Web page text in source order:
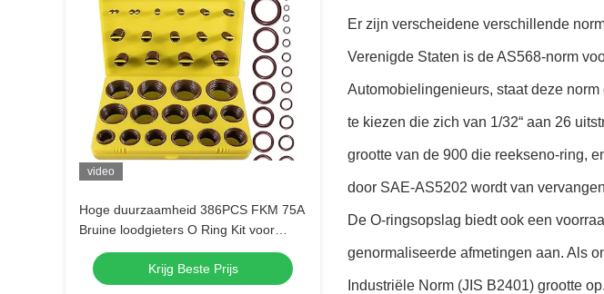
video
Hoge duurzaamheid 386PCS FKM 75A
Bruine loodgieters O Ring Kit voor
automotive kraan reparatie
afdichtingen Krijg Beste Prijs
Er zijn verscheidene verschillende
Verenigde Staten is de AS568-norm
Automobielingenieurs, staat deze
te kiezen die zich van 1/32“ aan 26
grootte van de 900 die reekseno-ring,
door SAE-AS5202 wordt van
De O-ringsopslag biedt ook een
genormaliseerde afmetingen aan. Als
Industriële Norm (JIS B2401) grootte